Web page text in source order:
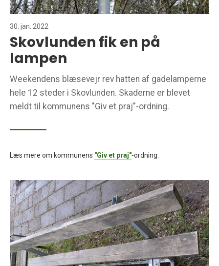
30. jan. 2022
Skovlunden fik en på
lampen
Weekendens blæsevejr rev hatten af gadelamperne
hele 12 steder i Skovlunden. Skaderne er blevet
meldt til kommunens "Giv et praj"-ordning.
Læs mere om kommunens "Giv et praj"-ordning.